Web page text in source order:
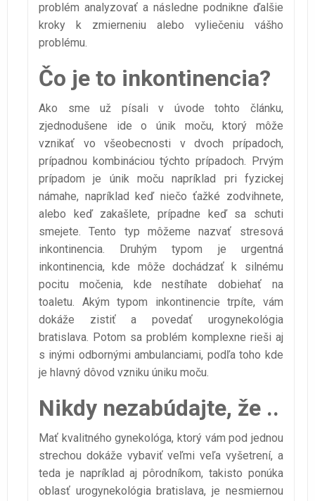
problém analyzovať a následne podnikne ďalšie
kroky k zmierneniu alebo vyliečeniu vášho
problému.
Čo je to inkontinencia?
Ako sme už písali v úvode tohto článku,
zjednodušene ide o únik moču, ktorý môže
vznikať vo všeobecnosti v dvoch prípadoch,
prípadnou kombináciou týchto prípadoch. Prvým
prípadom je únik moču napríklad pri fyzickej
námahe, napríklad keď niečo ťažké zodvihnete,
alebo keď zakašlete, prípadne keď sa schuti
smejete. Tento typ môžeme nazvať stresová
inkontinencia. Druhým typom je urgentná
inkontinencia, kde môže dochádzať k silnému
pocitu močenia, kde nestíhate dobiehať na
toaletu. Akým typom inkontinencie trpíte, vám
dokáže zistiť a povedať urogynekológia
bratislava. Potom sa problém komplexne rieši aj
s inými odbornými ambulanciami, podľa toho kde
je hlavný dôvod vzniku úniku moču.
Nikdy nezabúdajte, že ..
Mať kvalitného gynekológa, ktorý vám pod jednou
strechou dokáže vybaviť veľmi veľa vyšetrení, a
teda je napríklad aj pôrodníkom, takisto ponúka
oblasť urogynekológia bratislava, je nesmiernou